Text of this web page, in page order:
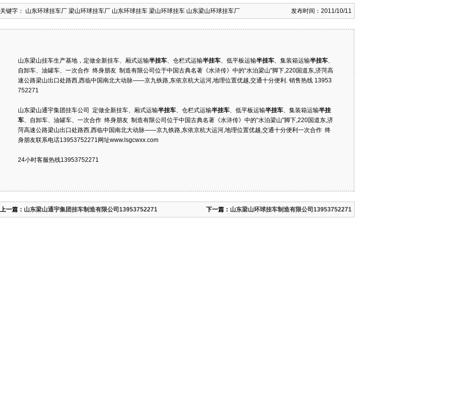
关键字： 山东环球挂车厂 梁山环球挂车厂 山东环球挂车 梁山环球挂车 山东梁山环球挂车厂 发布时间：2011/10/11
山东梁山挂车生产基地，定做全新挂车、厢式运输半挂车、仓栏式运输半挂车、低平板运输半挂车、集装箱运输半挂车、
自卸车、油罐车、一次合作 终身朋友 制造有限公司位于中国古典名著《水浒传》中的“水泊梁山"脚下,220国道东,济菏高
速公路梁山出口处路西,西临中国南北大动脉——京九铁路,东依京杭大运河,地理位置优越,交通十分便利. 销售热线 13953
752271
山东梁山通宇集团挂车公司 定做全新挂车、厢式运输半挂车、仓栏式运输半挂车、低平板运输半挂车、集装箱运输半挂
车、自卸车、油罐车、一次合作 终身朋友 制造有限公司位于中国古典名著《水浒传》中的“水泊梁山"脚下,220国道东,济
菏高速公路梁山出口处路西,西临中国南北大动脉——京九铁路,东依京杭大运河,地理位置优越,交通十分便利一次合作 终
身朋友联系电话13953752271网址www.lsgcwxx.com
24小时客服热线13953752271
上一篇： 山东梁山通宇集团挂车制造有限公司13953752271 下一篇： 山东梁山环球挂车制造有限公司13953752271